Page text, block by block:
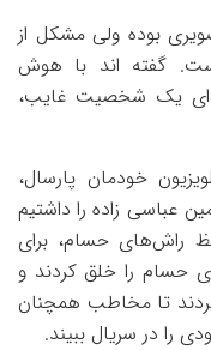
بوده ولی مشکل از
گفته اند با هوش
یک شخصیت غایب،
خودمان پارسال،
عباسی زاده را داشتیم
راش‌های حسام، برای
حسام را خلق کردند و
تا مخاطب همچنان
را در سریال ببیند.